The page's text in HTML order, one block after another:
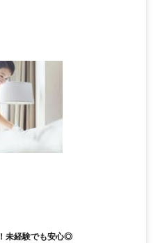
未経験でも安心◎